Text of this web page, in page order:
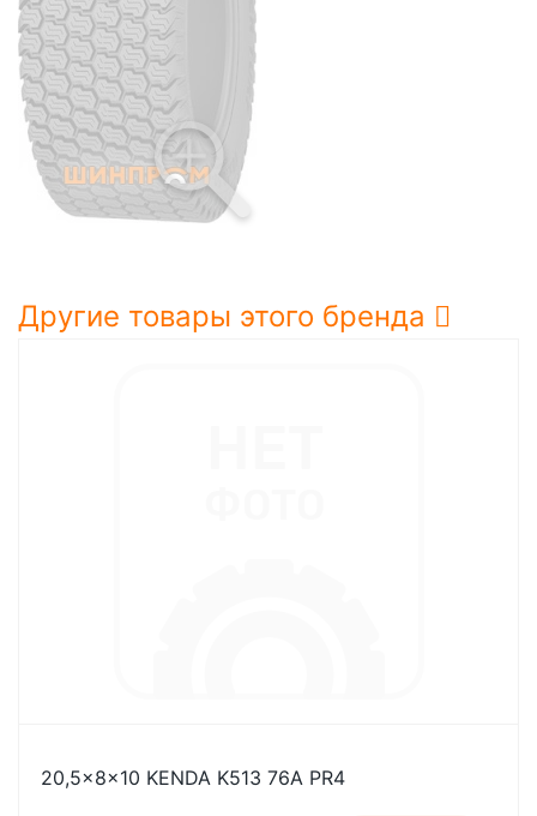
Другие товары этого бренда
20,5x8x10 KENDA K513 76A PR4